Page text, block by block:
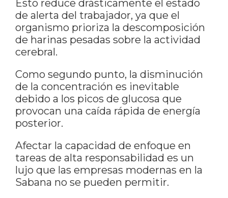
Esto reduce drásticamente el estado
de alerta del trabajador, ya que el
organismo prioriza la descomposición
de harinas pesadas sobre la actividad
cerebral.
Como segundo punto, la disminución
de la concentración es inevitable
debido a los picos de glucosa que
provocan una caída rápida de energía
posterior.
Afectar la capacidad de enfoque en
tareas de alta responsabilidad es un
lujo que las empresas modernas en la
Sabana no se pueden permitir.